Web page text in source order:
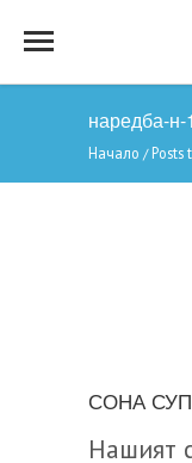
наредба-н-
Начало /
СОНА
Нашият